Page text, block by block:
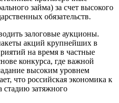
займа) за счет высокого
обязательств.
залоговые аукционы.
акций крупнейших в
на время в частные
конкурса, где важной
высоким уровнем
что российская экономика к
затяжного